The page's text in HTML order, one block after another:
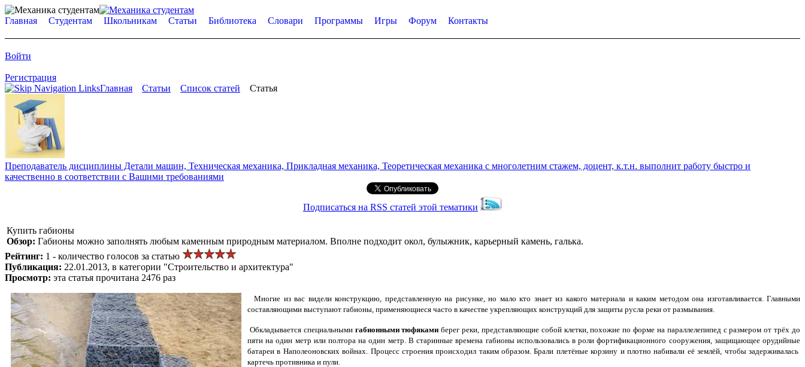
Главная Студентам Школьникам Статьи Библиотека Словари Программы Игры Форум Контакты
Войти
Регистрация
Главная
Статьи Список статей Статья
Преподаватель дисциплины Детали машин, Техническая механика, Прикладная механика, Теоретическая механика с многолетним стажем, доцент, к.т.н. выполнит работу быстро и
качественно в соответствии с Вашими требованиями
Подписаться на RSS статей этой тематики
Купить габионы
Обзор: Габионы можно заполнять любым каменным природным материалом. Вполне подходит окол, булыжник, карьерный камень, галька.
Рейтинг: 1 - количество голосов за статью
Публикация: 22.01.2013, в категории "Строительство и архитектура"
Просмотр: эта статья прочитана 2476 раз
Многие из вас видели конструкцию, представленную на рисунке, но мало кто знает из какого материала и каким методом она изготавливается. Главными
составляющими выступают габионы, применяющиеся часто в качестве укрепляющих конструкций для защиты русла реки от размывания.
Обкладывается специальными габионными тюфяками берег реки, представляющие собой клетки, похожие по форме на параллелепипед с размером от трёх до
пяти на один метр или полтора на один метр. В старинные времена габионы использовались в роли фортификационного сооружения, защищающее орудийные
батареи в Наполеоновских войнах. Процесс строения происходил таким образом. Брали плетёные корзину и плотно набивали её землёй, чтобы задерживалась
картечь противника и пули.